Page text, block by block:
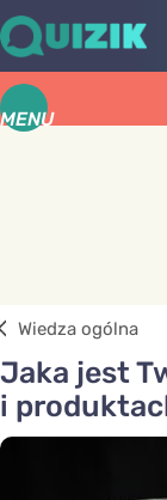
MENU
Wiedza ogólna
Jaka jest
i